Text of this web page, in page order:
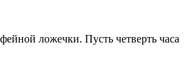
ложечки. Пусть четверть часа